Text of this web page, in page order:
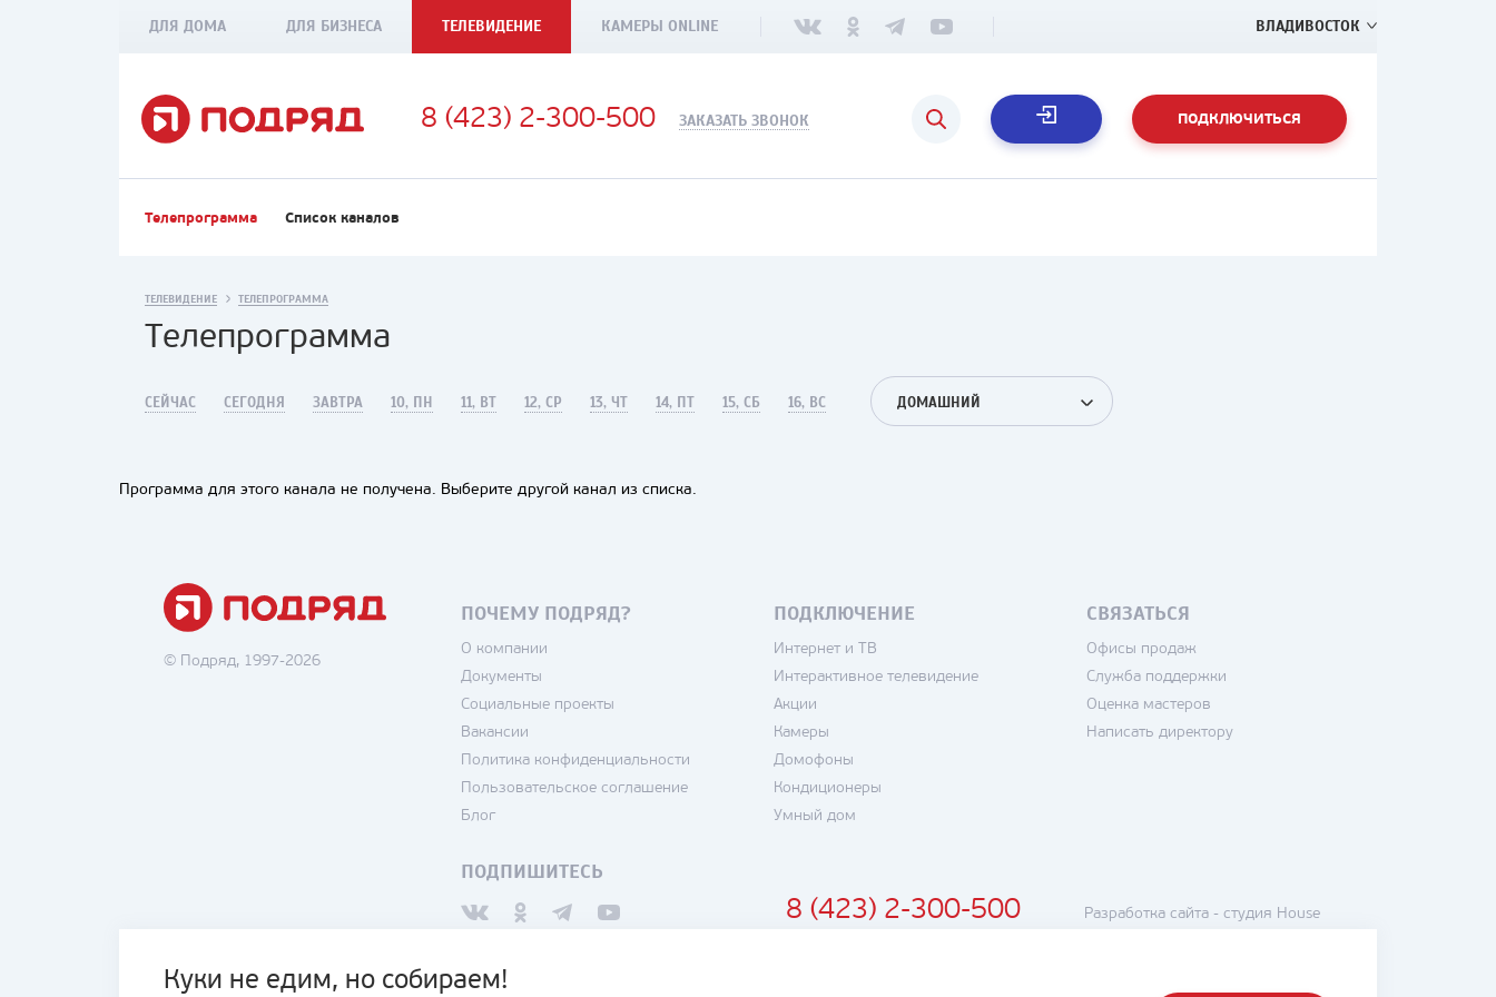
ДЛЯ ДОМА ДЛЯ БИЗНЕСА ТЕЛЕВИДЕНИЕ КАМЕРЫ ONLINE ВЛАДИВОСТОК
8 (423) 2-300-500 ЗАКАЗАТЬ ЗВОНОК ПОДКЛЮЧИТЬСЯ
Телепрограмма Список каналов
Куки не едим, но собираем!
ТЕЛЕВИДЕНИЕ ТЕЛЕПРОГРАММА
Телепрограмма
СЕЙЧАС СЕГОДНЯ ЗАВТРА 10, ПН 11, ВТ 12, СР 13, ЧТ 14, ПТ 15, СБ 16, ВС ДОМАШНИЙ
Программа для этого канала не получена. Выберите другой канал из списка.
© Подряд, 1997-2026
ПОЧЕМУ ПОДРЯД?
О компании
Документы
Социальные проекты
Вакансии
Политика конфиденциальности
Пользовательское соглашение
Блог
ПОДКЛЮЧЕНИЕ
Интернет и ТВ
Интерактивное телевидение
Акции
Камеры
Домофоны
Кондиционеры
Умный дом
СВЯЗАТЬСЯ
Офисы продаж
Служба поддержки
Оценка мастеров
Написать директору
ПОДПИШИТЕСЬ
8 (423) 2-300-500 Разработка сайта - студия House